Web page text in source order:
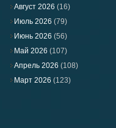
Август 2026 (16)
Июль 2026 (79)
Июнь 2026 (56)
Май 2026 (107)
Апрель 2026 (108)
Март 2026 (123)